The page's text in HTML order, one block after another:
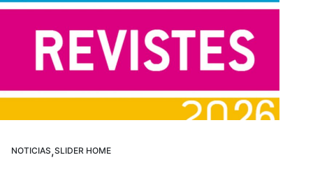
NOTICIAS,SLIDER HOME